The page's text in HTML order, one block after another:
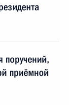
поручений,
приёмной